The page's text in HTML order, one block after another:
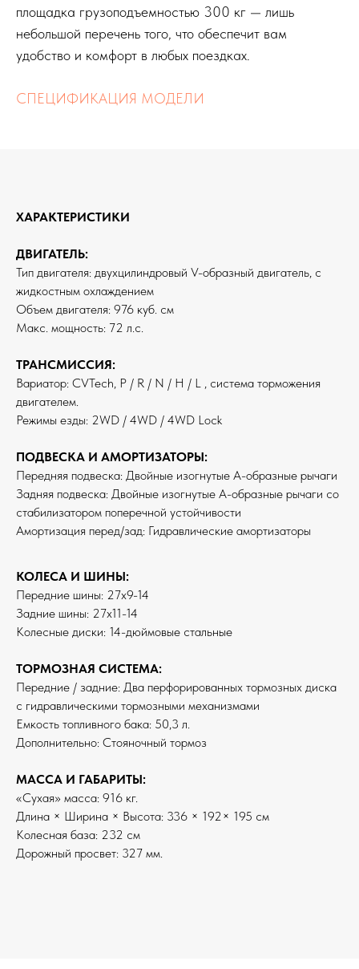
площадка грузоподъемностью 300 кг — лишь
небольшой перечень того, что обеспечит вам
удобство и комфорт в любых поездках.
СПЕЦИФИКАЦИЯ МОДЕЛИ
ХАРАКТЕРИСТИКИ
ДВИГАТЕЛЬ:
Тип двигателя: двухцилиндровый V-образный двигатель, с
жидкостным охлаждением
Объем двигателя: 976 куб. см
Макс. мощность: 72 л.с.
ТРАНСМИССИЯ:
Вариатор: CVTech, P / R / N / H / L , система торможения
двигателем.
Режимы езды: 2WD / 4WD / 4WD Lock
ПОДВЕСКА И АМОРТИЗАТОРЫ:
Передняя подвеска: Двойные изогнутые А-образные рычаги
Задняя подвеска: Двойные изогнутые А-образные рычаги со
стабилизатором поперечной устойчивости
Амортизация перед/зад: Гидравлические амортизаторы
КОЛЕСА И ШИНЫ:
Передние шины: 27х9-14
Задние шины: 27х11-14
Колесные диски: 14-дюймовые стальные
ТОРМОЗНАЯ СИСТЕМА:
Передние / задние: Два перфорированных тормозных диска
с гидравлическими тормозными механизмами
Емкость топливного бака: 50,3 л.
Дополнительно: Стояночный тормоз
МАССА И ГАБАРИТЫ:
«Сухая» масса: 916 кг.
Длина × Ширина × Высота: 336 × 192× 195 см
Колесная база: 232 см
Дорожный просвет: 327 мм.